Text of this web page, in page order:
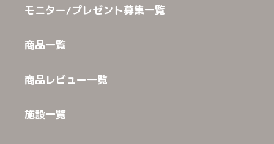
モニター/プレゼント募集一覧
商品一覧
商品レビュー一覧
施設一覧